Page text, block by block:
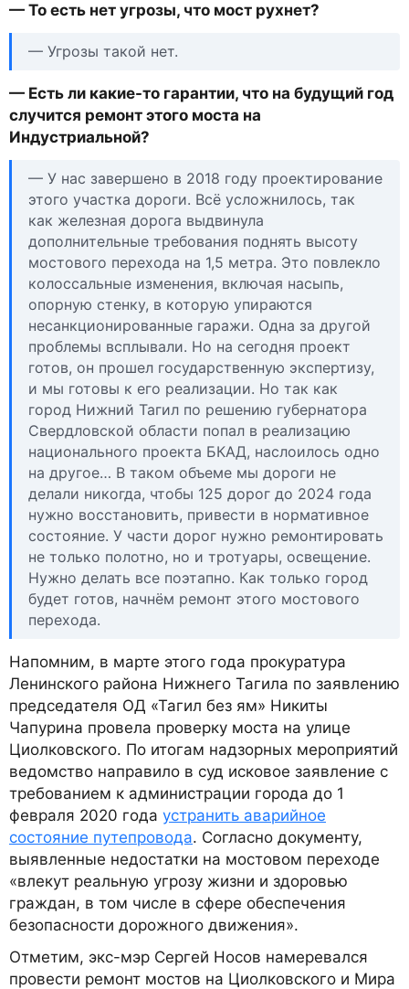
— То есть нет угрозы, что мост рухнет?
— Угрозы такой нет.
— Есть ли какие-то гарантии, что на будущий год
случится ремонт этого моста на
Индустриальной?
— У нас завершено в 2018 году проектирование
этого участка дороги. Всё усложнилось, так
как железная дорога выдвинула
дополнительные требования поднять высоту
мостового перехода на 1,5 метра. Это повлекло
колоссальные изменения, включая насыпь,
опорную стенку, в которую упираются
несанкционированные гаражи. Одна за другой
проблемы всплывали. Но на сегодня проект
готов, он прошел государственную экспертизу,
и мы готовы к его реализации. Но так как
город Нижний Тагил по решению губернатора
Свердловской области попал в реализацию
национального проекта БКАД, наслоилось одно
на другое… В таком объеме мы дороги не
делали никогда, чтобы 125 дорог до 2024 года
нужно восстановить, привести в нормативное
состояние. У части дорог нужно ремонтировать
не только полотно, но и тротуары, освещение.
Нужно делать все поэтапно. Как только город
будет готов, начнём ремонт этого мостового
перехода.
Напомним, в марте этого года прокуратура
Ленинского района Нижнего Тагила по заявлению
председателя ОД «Тагил без ям» Никиты
Чапурина провела проверку моста на улице
Циолковского. По итогам надзорных мероприятий
ведомство направило в суд исковое заявление с
требованием к администрации города до 1
февраля 2020 года устранить аварийное
состояние путепровода. Согласно документу,
выявленные недостатки на мостовом переходе
«влекут реальную угрозу жизни и здоровью
граждан, в том числе в сфере обеспечения
безопасности дорожного движения».
Отметим, экс-мэр Сергей Носов намеревался
провести ремонт мостов на Циолковского и Мира